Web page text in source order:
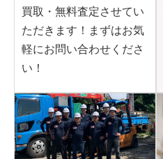
買取・無料査定させてい
ただきます！まずはお気
軽にお問い合わせくださ
い！